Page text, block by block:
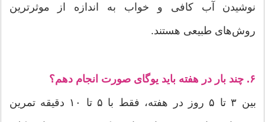
نوشیدن آب کافی و خواب به اندازه از موثرترین
روش‌های طبیعی هستند.
۶. چند بار در هفته باید یوگای صورت انجام دهم؟
بین ۳ تا ۵ روز در هفته، فقط با ۵ تا ۱۰ دقیقه تمرین